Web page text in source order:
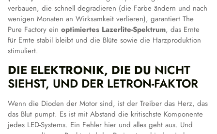
verbauen, die schnell degradieren (die Farbe ändern und nach
wenigen Monaten an Wirksamkeit verlieren), garantiert The
Pure Factory ein optimiertes Lazerlite-Spektrum, das Ernte
für Ernte stabil bleibt und die Blüte sowie die Harzproduktion
stimuliert.
DIE ELEKTRONIK, DIE DU NICHT
SIEHST, UND DER LETRON-FAKTOR
Wenn die Dioden der Motor sind, ist der Treiber das Herz, das
das Blut pumpt. Es ist mit Abstand die kritischste Komponente
jedes LED-Systems. Ein Fehler hier und alles geht aus. Und